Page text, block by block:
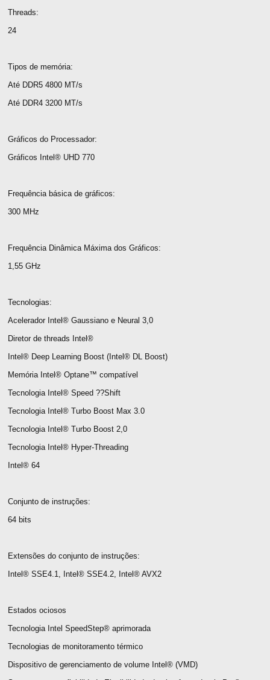
Threads:
24
Tipos de memória:
Até DDR5 4800 MT/s
Até DDR4 3200 MT/s
Gráficos do Processador:
Gráficos Intel® UHD 770
Frequência básica de gráficos:
300 MHz
Frequência Dinâmica Máxima dos Gráficos:
1,55 GHz
Tecnologias:
Acelerador Intel® Gaussiano e Neural 3,0
Diretor de threads Intel®
Intel® Deep Learning Boost (Intel® DL Boost)
Memória Intel® Optane™ compatível
Tecnologia Intel® Speed ??Shift
Tecnologia Intel® Turbo Boost Max 3.0
Tecnologia Intel® Turbo Boost 2,0
Tecnologia Intel® Hyper-Threading
Intel® 64
Conjunto de instruções:
64 bits
Extensões do conjunto de instruções:
Intel® SSE4.1, Intel® SSE4.2, Intel® AVX2
Estados ociosos
Tecnologia Intel SpeedStep® aprimorada
Tecnologias de monitoramento térmico
Dispositivo de gerenciamento de volume Intel® (VMD)